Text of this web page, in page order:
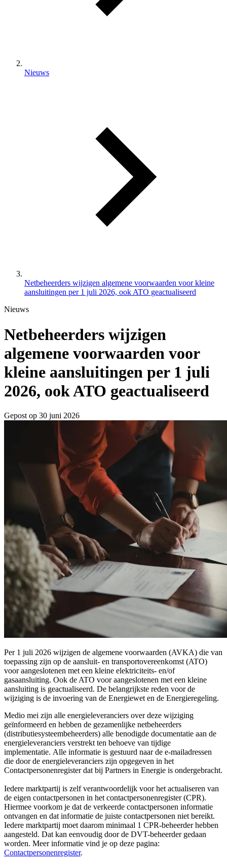
Nieuws
Netbeheerders wijzigen algemene voorwaarden voor kleine
aansluitingen per 1 juli 2026, ook ATO geactualiseerd
Nieuws
Netbeheerders wijzigen
algemene voorwaarden voor
kleine aansluitingen per 1 juli
2026, ook ATO geactualiseerd
Gepost op 30 juni 2026
Per 1 juli 2026 wijzigen de algemene voorwaarden (AVKA) die van
toepassing zijn op de aansluit- en transportovereenkomst (ATO)
voor aangeslotenen met een kleine elektriciteits- en/of
gasaansluiting. Ook de ATO voor aangeslotenen met een kleine
aansluiting is geactualiseerd. De belangrijkste reden voor de
wijziging is de invoering van de Energiewet en de Energieregeling.
Medio mei zijn alle energieleveranciers over deze wijziging
geïnformeerd en hebben de gezamenlijke netbeheerders
(distributiesysteembeheerders) alle benodigde documentatie aan de
energieleveranciers verstrekt ten behoeve van tijdige
implementatie. Alle informatie is gestuurd naar de e-mailadressen
die door de energieleveranciers zijn opgegeven in het
Contactpersonenregister dat bij Partners in Energie is ondergebracht.
Iedere marktpartij is zelf verantwoordelijk voor het actualiseren van
de eigen contactpersonen in het contactpersonenregister (CPR).
Hiermee voorkom je dat de verkeerde contactpersonen informatie
ontvangen en dat informatie de juiste contactpersonen niet bereikt.
Iedere marktpartij moet daarom minimaal 1 CPR-beheerder hebben
aangesteld. Dat kan eenvoudig door de DVT-beheerder gedaan
worden. Meer informatie vind je op deze pagina:
Contactpersonenregister.